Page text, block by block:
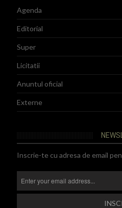
Agenda
Editorial
Super
Licitatii
Anuntul oficial
Externe
Inscrie-te cu adresa de email